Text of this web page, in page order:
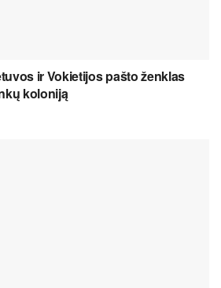
ir Vokietijos pašto ženklas
koloniją